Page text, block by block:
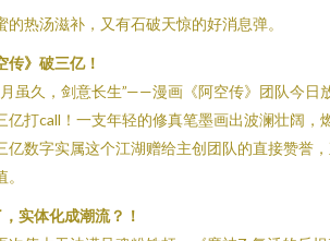
热汤滋补，又有石破天惊的好消息弹。
传》破三亿！
虽久，剑意长生”——漫画《阿空传》团队今日
亿打call！一支年轻的修真笔墨画出波澜壮阔，
亿数字实属这个江湖赠给主创团队的直接赞誉
实体化成潮流？！